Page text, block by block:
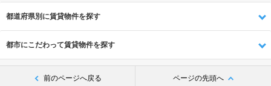
都道府県別に賃貸物件を探す
都市にこだわって賃貸物件を探す
前のページへ戻る ページの先頭へ